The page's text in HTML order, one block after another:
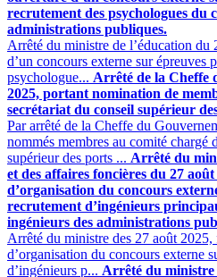
recrutement des psychologues du
administrations publiques.
Arrêté du ministre de l’éducation
d’un concours externe sur épreuves
psychologue... Arrêté de la Cheffe
2025, portant nomination de
secrétariat du conseil supérieur
Par arrêté de la Cheffe du
nommés membres au comité chargé
supérieur des ports ... Arrêté du
et des affaires foncières du 27
d’organisation du concours
recrutement d’ingénieurs
ingénieurs des administrations
Arrêté du ministre des 27 août
d’organisation du concours externe
d’ingénieurs p... Arrêté du ministre